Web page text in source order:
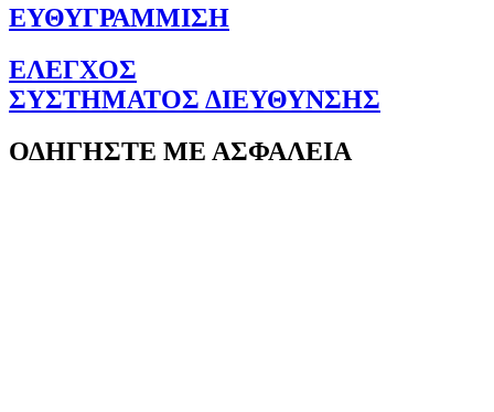
ΕΥΘΥΓΡΑΜΜΙΣΗ
ΕΛΕΓΧΟΣ
ΣΥΣΤΗΜΑΤΟΣ ΔΙΕΥΘΥΝΣΗΣ
ΟΔΗΓΗΣΤΕ ΜΕ ΑΣΦΑΛΕΙΑ